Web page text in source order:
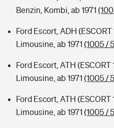
Benzin, Kombi, ab 1971
Ford Escort, ADH
Limousine, ab 1971 (1005 /
Ford Escort, ATH (ESCORT
Limousine, ab 1971 (1005 /
Ford Escort, ATH (ESCORT
Limousine, ab 1971 (1005 /